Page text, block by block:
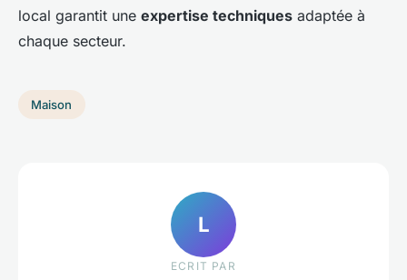
local garantit une expertise techniques adaptée à
chaque secteur.
Maison
L
ECRIT PAR